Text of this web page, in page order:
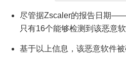
尽管据Zscaler的报告日期
只有16个能够检测到该恶意软
基于以上信息，该恶意软件